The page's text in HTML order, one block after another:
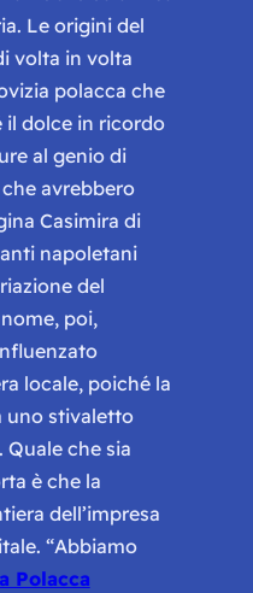
Le origini del
volta in volta
polacca che
il dolce in ricordo
al genio di
avrebbero
Casimira di
napoletani
del
poi,
locale, poiché la
uno stivaletto
Quale che sia
è che la
dell’impresa
“Abbiamo
Polacca